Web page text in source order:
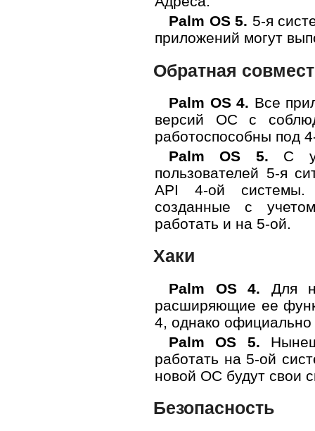
Palm OS 5. 5-я
приложений могут
Обратная
Palm OS 4. Все
версий ОС с
работоспособны под
Palm OS 5. С
пользователей 5-я
API 4-ой системы.
созданные с
работать и на 5-ой.
Хаки
Palm OS 4. Для
расширяющие ее
4, однако
Palm OS 5.
работать на 5-ой
новой ОС будут свои
Безопасность